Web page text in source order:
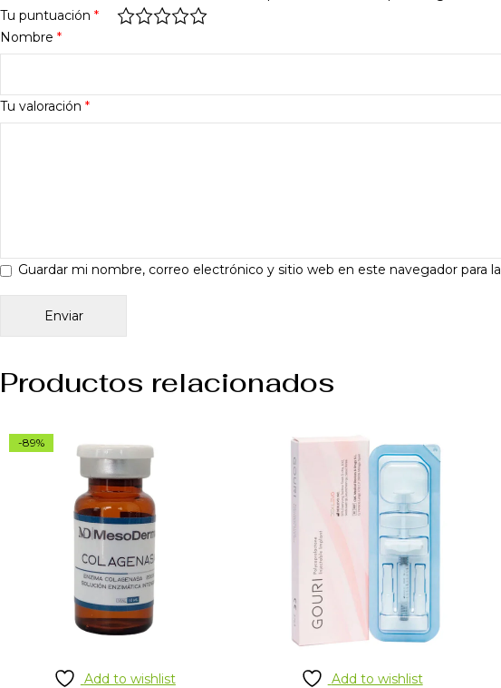
Tu puntuación *
Tu valoración *
Nombre *
Guardar mi nombre, correo electrónico y sitio web en este navegador para
Productos relacionados
-89%
Add to wishlist
Add to wishlist